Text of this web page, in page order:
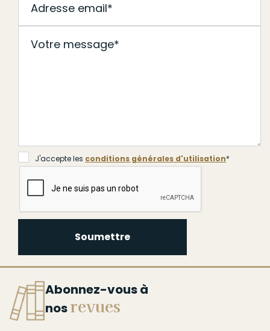
J'accepte les conditions générales d'utilisation*
Soumettre
Abonnez-vous à
nosrevues